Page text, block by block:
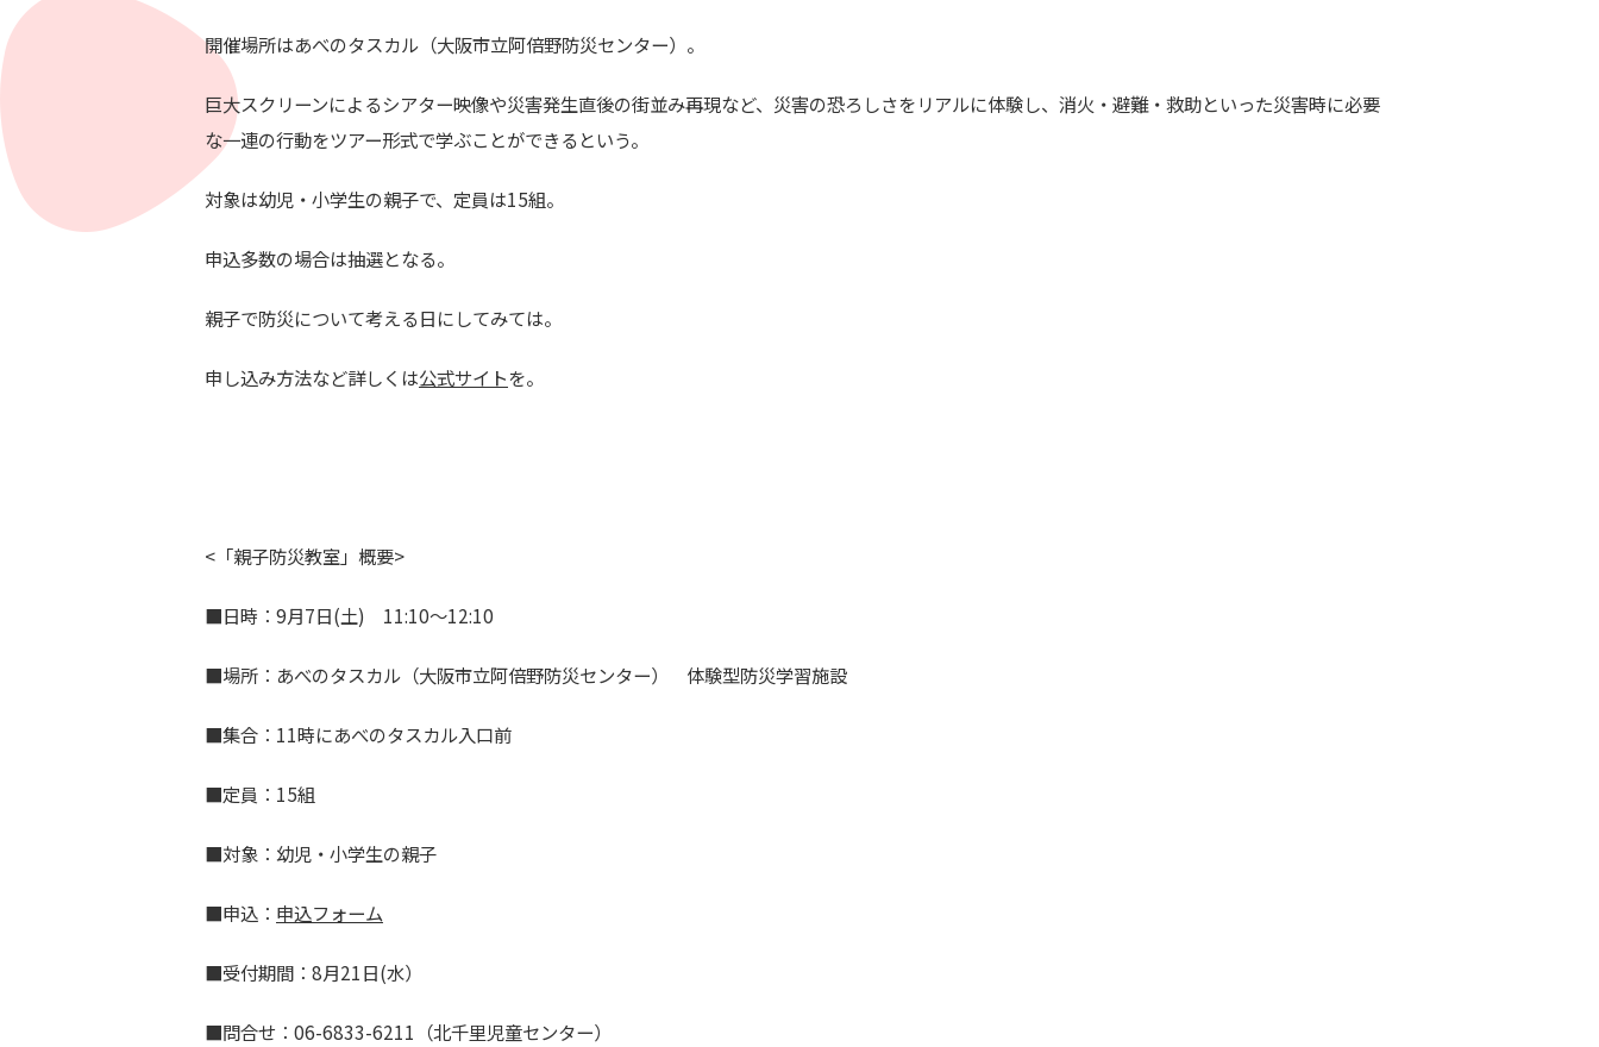
開催場所はあべのタスカル（大阪市立阿倍野防災センター）。
巨大スクリーンによるシアター映像や災害発生直後の街並み再現など、災害の恐ろしさをリアルに体験し、消火・避難・救助といった災害時に必要
な一連の行動をツアー形式で学ぶことができるという。
対象は幼児・小学生の親子で、定員は15組。
申込多数の場合は抽選となる。
親子で防災について考える日にしてみては。
申し込み方法など詳しくは公式サイトを。
<「親子防災教室」概要>
■日時：9月7日(土) 11:10～12:10
■場所：あべのタスカル（大阪市立阿倍野防災センター） 体験型防災学習施設
■集合：11時にあべのタスカル入口前
■定員：15組
■対象：幼児・小学生の親子
■申込： 申込フォーム
■受付期間：8月21日(水）
■問合せ：06-6833-6211（北千里児童センター）